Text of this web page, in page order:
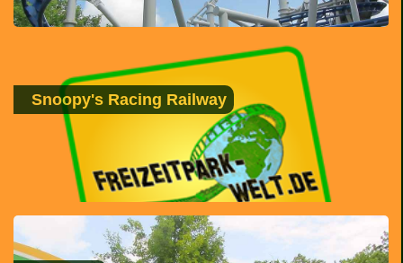
Snoopy's Racing Railway